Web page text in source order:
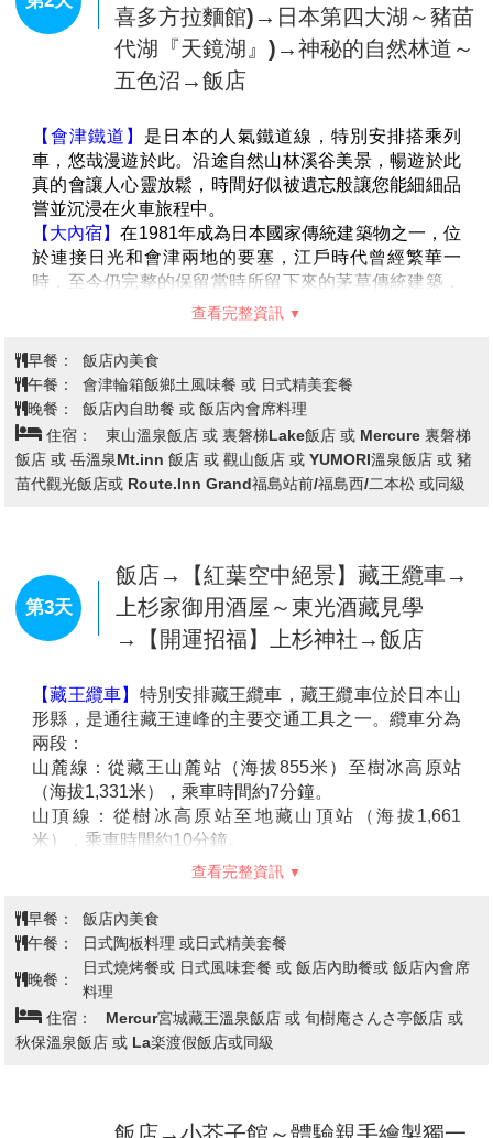
第1天 台北→仙台空港→飯店
今日集合於台灣桃園國際機場，辦理出境手續後，搭乘
豪華客機直飛東北～仙台空港，抵達後前往飯店休息。
晚餐：
飯店內自助餐 或 飯店外日式燒肉吃到飽 或 飯店內會席料
理
住宿： 東山溫泉飯店 或 裏磐梯Lake飯店 或 Mercure 裏磐梯
飯店 或 岳溫泉Mt.inn 飯店 或 觀山飯店 或 YUMORI溫泉飯店 或 豬
苗代觀光飯店或 Route.Inn Grand福島站前/福島西/二本松 或同級
第2天
情『大內宿古街』→東北第一大城
『鶴城』～會津若松城(不上天守閣→
喜多方拉麵館)→日本第四大湖～豬苗
代湖『天鏡湖』)→神秘的自然林道～
五色沼→飯店
【會津鐵道】是日本的人氣鐵道線，特別安排搭乘列
車，悠哉漫遊於此。沿途自然山林溪谷美景，暢遊於此
真的會讓人心靈放鬆，時間好似被遺忘般讓您能細細品
嘗並沉浸在火車旅程中。
在1981年成為日本國家傳統建築物之一，位
時，至今仍完整的保留當時所留下來的茅草傳統建築，
漫步在古意盎然的街道上，欣賞日式傳統建築以及屋內
家庭生活的展示，江戶時代大內宿一一呈現，讓您彷彿
墜入時光隧道，走在江戶時代大街，體驗純日式風情。
【會津若松城】最早建於西元1384年，迄今有六百多年
歷史，此城天守閣之造形有如展開兩翼在空中飛舞的白
查看完整資訊
飯店內美食
午餐： 會津輪箱飯鄉土風味餐 或 日式精美套餐
晚餐： 飯店內自助餐 或 飯店內會席料理
苗代觀光飯店或 Route.Inn Grand福島站前/福島西/二本松 或同級